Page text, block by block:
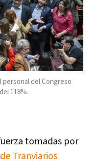
del Congreso
118%.
tomadas por
Tranviarios